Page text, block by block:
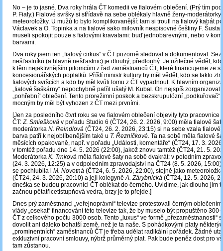
No – je to jasné. Dva roky hrála ČT komedii ve fialovém oblečení. (Prý tím
P. Fialy.) Fialové svršky si střídavě na sebe oblékaly hlavně ženy-moderátorky
meteoroložky. U mužů to bylo komplikovanější: tam si troufl na fialový kabát
Václavek a O. Topinka a na fialové sako milovník nespisovné češtiny F. Šusta.
museli spokojit pouze s fialovými kravatami: buď jednobarevnými, nebo v
barvami.
Dva roky jsem ten „fialový cirkus“ v ČT pozorně sledoval a dokumentoval.
nešťastníků (a hlavně nešťastnic) je dlouhý, předlouhý. Je užitečné vědět,
k těm nejaktivnějším pitomcům z řad zaměstnanců ČT, které financujeme ze
koncesionářských poplatků. Příští ministr kultury by měl vědět, kdo se takto
fialových svršcích a kdo by měl kvůli tomu z ČT vypadnout. K hlavním
„fialové šaškárny“ nepochybně patřil ušatý M. Kubal. On nejspíš zorganizoval
„pohřební“ oblečení. Tento prorežimní poskok a bezskrupulózní „podkuřovač“
mocným by měl být vyhozen z ČT mezi prvními.
[Jen za posledního čtvrt roku se ve fialovém oblečení objevily tyto pracovnice
ČT:Z. Smiešková v pořadu Studio 6 (ČT24, 26. 2. 2026, 9:00) měla fialové
moderátorka N. Reindlová (ČT24, 26. 2. 2026, 23:15) si na sebe vzala fialové
barva patří k nejoblíbenějším také u T. Řezníčkové. Ta na sobě měla fialové
měsících opakovaně, např. v pořadu „Události, komentáře“ (ČT24, 17. 3.
v tomtéž pořadu dne 14. 5. 2026 (22:00), jakož znovu tamtéž (ČT24, 21. 5.
Moderátorka K. Trnková měla fialové šaty na sobě dvakrát: v poledním
(24. 3. 2026, 12:25) a v odpoledním zpravodajství na ČT24 (8. 5. 2026,
se pochlubila i M. Novotná (ČT24, 6. 5. 2026, 22:00), stejně jako
(ČT24, 24. 3. 2026, 20:10) a její kolegyněA. Zárybnická (ČT24, 12. 5. 2026,
dneška se budou pracovníci ČT oblékat do černého. Uvidíme, jak dlouho jim
začnou pětatřicetistupňová vedra, brzy je to přejde.]
Dnes prý zaměstnanci „veřejnoprávní“ televize protestovali černým
vlády „osekat“ financování této televize tak, že by muselo být propuštěno
ČT z celkového počtu 3000 osob. Tento „luxus“ ve formě „přezaměstnanosti“
dovolit ani daleko bohatší země, než je ta naše. S pohádkovými platy
„prominentních“ zaměstnanců ČT je třeba udělat radikální pořádek. Žádné
exkluzivní pracovní smlouvy, nýbrž průměrný plat. Pak bude peněz dost pro
tam zůstanou.